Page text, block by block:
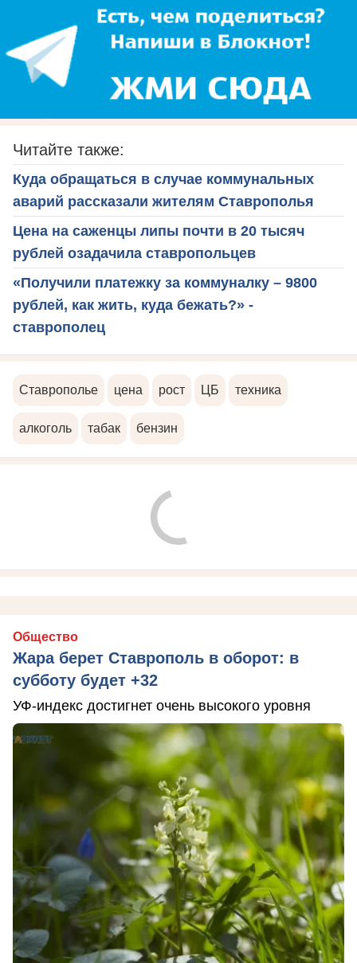
Читайте также:
Куда обращаться в случае коммунальных
аварий рассказали жителям Ставрополья
Цена на саженцы липы почти в 20 тысяч
рублей озадачила ставропольцев
«Получили платежку за коммуналку – 9800
рублей, как жить, куда бежать?» -
ставрополец
Ставрополье цена рост ЦБ техника
алкоголь табак бензин
Общество
Жара берет Ставрополь в оборот: в
субботу будет +32
УФ-индекс достигнет очень высокого уровня